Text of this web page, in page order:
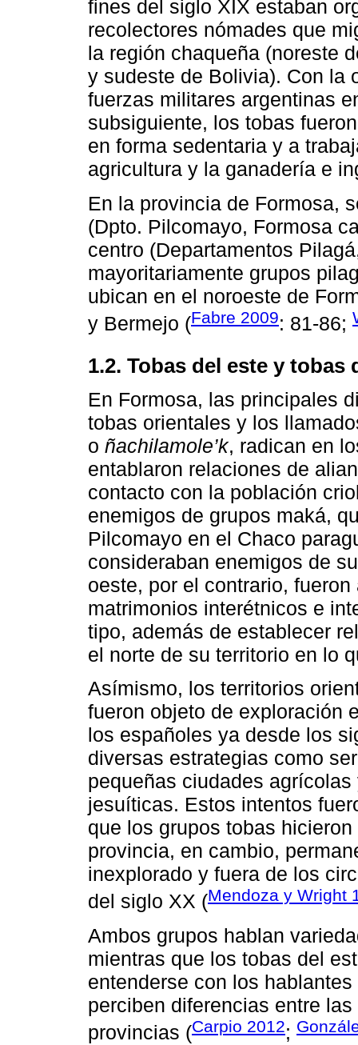
fines del siglo XIX estaban
recolectores nómades que
la región chaqueña (noreste
y sudeste de Bolivia). Con la
fuerzas militares argentinas
subsiguiente, los tobas
en forma sedentaria y a
agricultura y la ganadería e
En la provincia de Formosa,
(Dpto. Pilcomayo, Formosa
centro (Departamentos
mayoritariamente grupos
ubican en el noroeste de
y Bermejo (Fabre 2009: 81-86;
1.2. Tobas del este y tobas
En Formosa, las principales
tobas orientales y los
o ñachilamole’k, radican en
entablaron relaciones de
contacto con la población
enemigos de grupos maká,
Pilcomayo en el Chaco
consideraban enemigos de
oeste, por el contrario,
matrimonios interétnicos e
tipo, además de establecer
el norte de su territorio en lo
Asímismo, los territorios
fueron objeto de exploración
los españoles ya desde los
diversas estrategias como
pequeñas ciudades
jesuíticas. Estos intentos
que los grupos tobas
provincia, en cambio,
inexplorado y fuera de los
del siglo XX (Mendoza y Wright
Ambos grupos hablan
mientras que los tobas del
entenderse con los
perciben diferencias entre
provincias (Carpio 2012;